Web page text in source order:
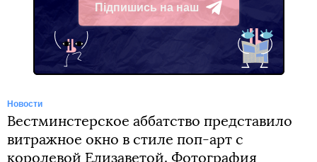
Підпишись на наш
Telegram
Новости
Вестминстерское аббатство представило
витражное окно в стиле поп-арт с
королевой Елизаветой. Фотография